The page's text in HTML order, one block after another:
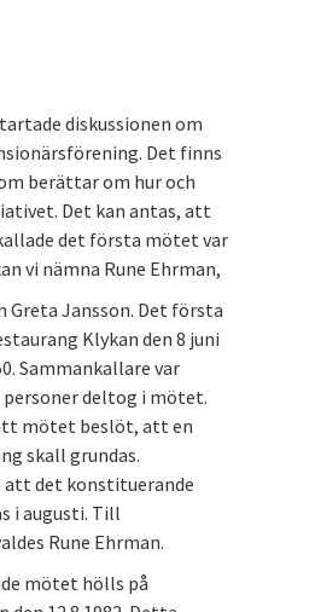
diskussionen om
Det finns
berättar om hur och
Det kan antas, att
det första mötet var
vi nämna Rune Ehrman,
Greta Jansson. Det första
Klykan den 8 juni
Sammankallare var
personer deltog i mötet.
mötet beslöt, att en
skall grundas.
det konstituerande
i augusti. Till
Rune Ehrman.
mötet hölls på